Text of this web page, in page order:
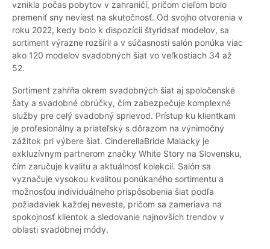
vznikla počas pobytov v zahraničí, pričom cieľom bolo
premeniť sny neviest na skutočnosť. Od svojho otvorenia v
roku 2022, kedy bolo k dispozícii štyridsať modelov, sa
sortiment výrazne rozšíril a v súčasnosti salón ponúka viac
ako 120 modelov svadobných šiat vo veľkostiach 34 až
52.
Sortiment zahŕňa okrem svadobných šiat aj spoločenské
šaty a svadobné obrúčky, čím zabezpečuje komplexné
služby pre celý svadobný sprievod. Prístup ku klientkam
je profesionálny a priateľský s dôrazom na výnimočný
zážitok pri výbere šiat. CinderellaBride Malacky je
exkluzívnym partnerom značky White Story na Slovensku,
čím zaručuje kvalitu a aktuálnosť kolekcií. Salón sa
vyznačuje vysokou kvalitou ponúkaného sortimentu a
možnosťou individuálneho prispôsobenia šiat podľa
požiadaviek každej neveste, pričom sa zameriava na
spokojnosť klientok a sledovanie najnovších trendov v
oblasti svadobnej módy.